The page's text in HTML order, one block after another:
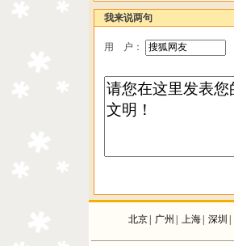
我来说两句
用 户：
北京 广州 上海 深圳